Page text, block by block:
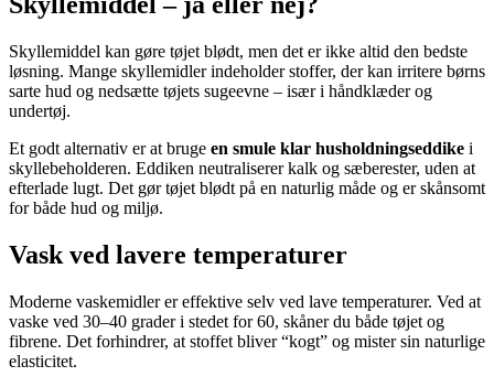
Skyllemiddel kan gøre tøjet blødt, men det er ikke altid den bedste
løsning. Mange skyllemidler indeholder stoffer, der kan irritere børns
sarte hud og nedsætte tøjets sugeevne – især i håndklæder og
undertøj.
Et godt alternativ er at bruge en smule klar husholdningseddike i
skyllebeholderen. Eddiken neutraliserer kalk og sæberester, uden at
efterlade lugt. Det gør tøjet blødt på en naturlig måde og er skånsomt
for både hud og miljø.
Vask ved lavere temperaturer
Moderne vaskemidler er effektive selv ved lave temperaturer. Ved at
vaske ved 30–40 grader i stedet for 60, skåner du både tøjet og
fibrene. Det forhindrer, at stoffet bliver “kogt” og mister sin naturlige
elasticitet.